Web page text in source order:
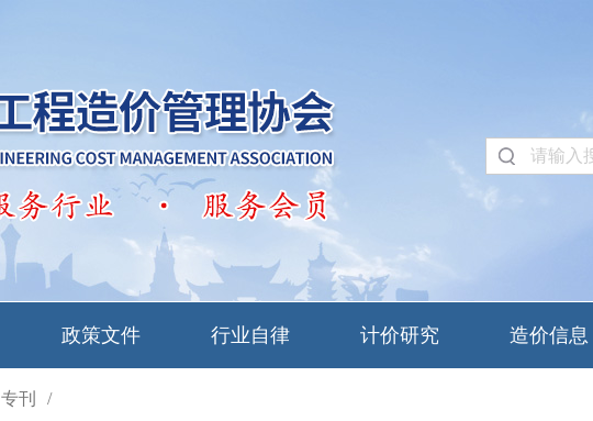
政策文件 行业自律 计价研究 造价信息
专刊